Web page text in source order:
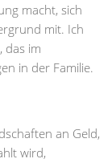
macht, sich
mit. Ich
das im
in der Familie.
an Geld,
wird,